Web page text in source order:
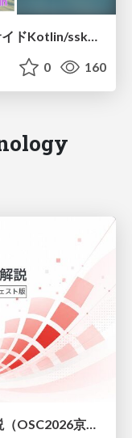
Micronautで入門!実践!サーバーサイドKotlin/sskm1_sample
0 160